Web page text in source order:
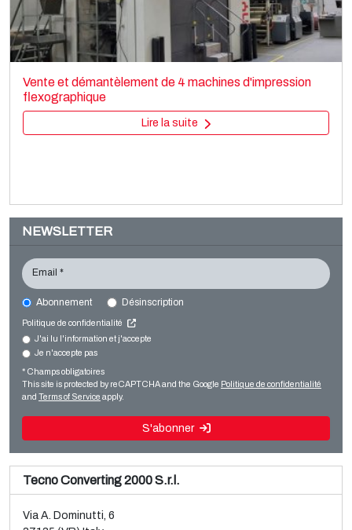
UTECO Blenda
Printing machines
Flexo stack
Lire la suite
Bag making
Paper bag making SOS
Lire la suite
Vente et démantèlement de 4 machines d'impression
flexographique
Lire la suite
Vente et démontage d’une ligne d’occasion BOPP
Brückner, 3 couches
NEWSLETTER
Email *
Abonnement Désinscription
Politique de confidentialité
J'ai lu l'information et j'accepte
Je n'accepte pas
* Champs obligatoires
This site is protected by reCAPTCHA and the Google Politique de confidentialité
and Terms of Service apply.
S'abonner
Tecno Converting 2000 S.r.l.
Via A. Dominutti, 6